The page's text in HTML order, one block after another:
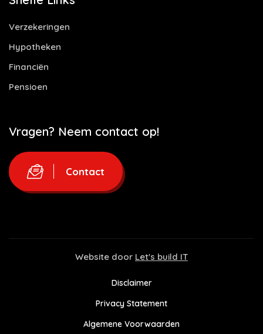
Verzekeringen
Hypotheken
Financiën
Pensioen
Vragen? Neem contact op!
Contact
Website door Let's build IT
Disclaimer
Privacy Statement
Algemene Voorwaarden